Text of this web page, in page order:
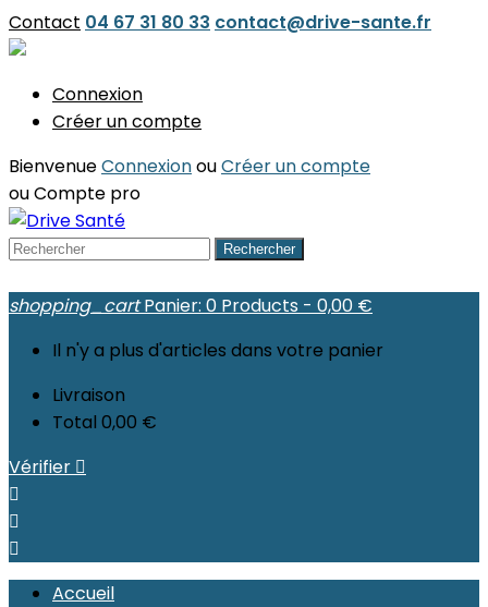
Contact 04 67 31 80 33 contact@drive-sante.fr
Connexion
Créer un compte
BienvenueConnexionouCréer un compte
ouCompte pro
Rechercher
shopping_cart Panier: 0 Products - 0,00 €
Il n'y a plus d'articles dans votre panier
Livraison
Total 0,00 €
Vérifier 



Accueil